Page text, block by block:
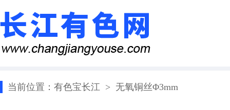
当前位置： 有色宝长江 > 无氧铜丝Φ3mm